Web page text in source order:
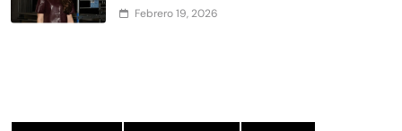
Febrero 19, 2026